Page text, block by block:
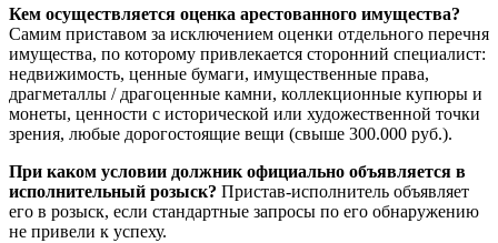
Кем осуществляется оценка арестованного имущества?
Самим приставом за исключением оценки отдельного перечня
имущества, по которому привлекается сторонний специалист:
недвижимость, ценные бумаги, имущественные права,
драгметаллы / драгоценные камни, коллекционные купюры и
монеты, ценности с исторической или художественной точки
зрения, любые дорогостоящие вещи (свыше 300.000 руб.).
При каком условии должник официально объявляется в
исполнительный розыск? Пристав-исполнитель объявляет
его в розыск, если стандартные запросы по его обнаружению
не привели к успеху.